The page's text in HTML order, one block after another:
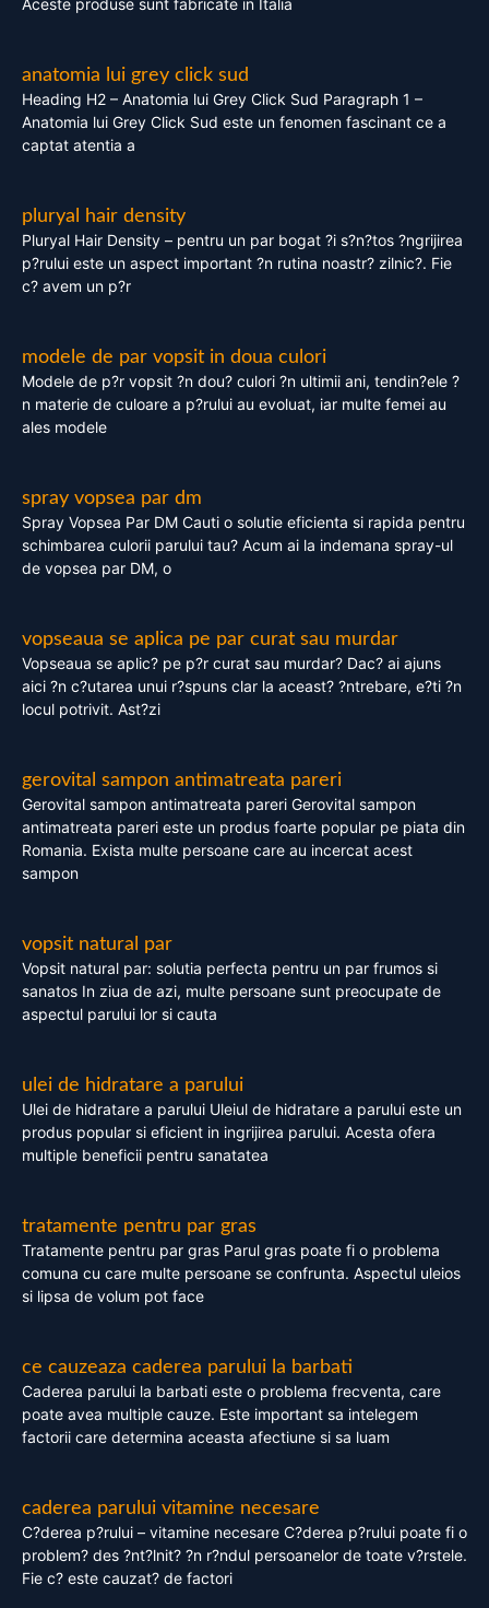
Aceste produse sunt fabricate in Italia
anatomia lui grey click sud
Heading H2 – Anatomia lui Grey Click Sud Paragraph 1 –
Anatomia lui Grey Click Sud este un fenomen fascinant ce a
captat atentia a
pluryal hair density
Pluryal Hair Density – pentru un par bogat ?i s?n?tos ?ngrijirea
p?rului este un aspect important ?n rutina noastr? zilnic?. Fie
c? avem un p?r
modele de par vopsit in doua culori
Modele de p?r vopsit ?n dou? culori ?n ultimii ani, tendin?ele ?
n materie de culoare a p?rului au evoluat, iar multe femei au
ales modele
spray vopsea par dm
Spray Vopsea Par DM Cauti o solutie eficienta si rapida pentru
schimbarea culorii parului tau? Acum ai la indemana spray-ul
de vopsea par DM, o
vopseaua se aplica pe par curat sau murdar
Vopseaua se aplic? pe p?r curat sau murdar? Dac? ai ajuns
aici ?n c?utarea unui r?spuns clar la aceast? ?ntrebare, e?ti ?n
locul potrivit. Ast?zi
gerovital sampon antimatreata pareri
Gerovital sampon antimatreata pareri Gerovital sampon
antimatreata pareri este un produs foarte popular pe piata din
Romania. Exista multe persoane care au incercat acest
sampon
vopsit natural par
Vopsit natural par: solutia perfecta pentru un par frumos si
sanatos In ziua de azi, multe persoane sunt preocupate de
aspectul parului lor si cauta
ulei de hidratare a parului
Ulei de hidratare a parului Uleiul de hidratare a parului este un
produs popular si eficient in ingrijirea parului. Acesta ofera
multiple beneficii pentru sanatatea
tratamente pentru par gras
Tratamente pentru par gras Parul gras poate fi o problema
comuna cu care multe persoane se confrunta. Aspectul uleios
si lipsa de volum pot face
ce cauzeaza caderea parului la barbati
Caderea parului la barbati este o problema frecventa, care
poate avea multiple cauze. Este important sa intelegem
factorii care determina aceasta afectiune si sa luam
caderea parului vitamine necesare
C?derea p?rului – vitamine necesare C?derea p?rului poate fi o
problem? des ?nt?lnit? ?n r?ndul persoanelor de toate v?rstele.
Fie c? este cauzat? de factori